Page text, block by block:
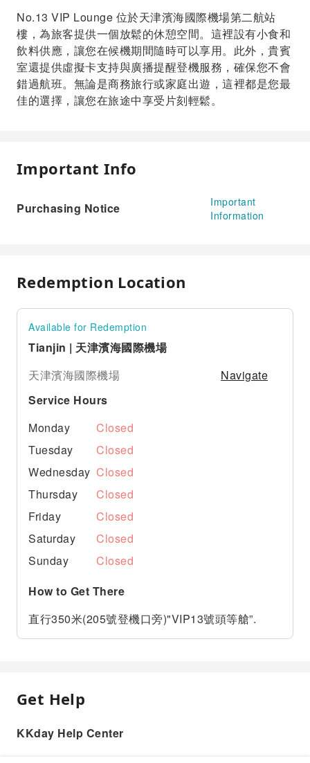
No.13 VIP Lounge 位於天津濱海國際機場第二航站
樓，為旅客提供一個放鬆的休憩空間。這裡設有小食和
飲料供應，讓您在候機期間隨時可以享用。此外，貴賓
室還提供虛擬卡支持與廣播提醒登機服務，確保您不會
錯過航班。無論是商務旅行或家庭出遊，這裡都是您最
佳的選擇，讓您在旅途中享受片刻輕鬆。
Important Info
Purchasing Notice
Important
Information
Redemption Location
Available for Redemption
Tianjin | 天津濱海國際機場
天津濱海國際機場
Navigate
Service Hours
Monday
Closed
Tuesday
Closed
Wednesday Closed
Thursday
Closed
Friday
Closed
Saturday
Closed
Sunday
Closed
How to Get There
直行350米(205號登機口旁)"VIP13號頭等艙”.
Get Help
KKday Help Center